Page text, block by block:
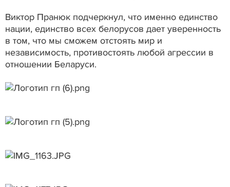
Виктор Пранюк подчеркнул, что именно единство
нации, единство всех белорусов дает уверенность
в том, что мы сможем отстоять мир и
независимость, противостоять любой агрессии в
отношении Беларуси.